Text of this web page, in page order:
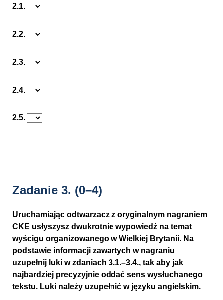
2.1.
2.2.
2.3.
2.4.
2.5.
Zadanie 3. (0–4)
Uruchamiając odtwarzacz z oryginalnym nagraniem
CKE usłyszysz dwukrotnie wypowiedź na temat
wyścigu organizowanego w Wielkiej Brytanii. Na
podstawie informacji zawartych w nagraniu
uzupełnij luki w zdaniach 3.1.–3.4., tak aby jak
najbardziej precyzyjnie oddać sens wysłuchanego
tekstu. Luki należy uzupełnić w języku angielskim.